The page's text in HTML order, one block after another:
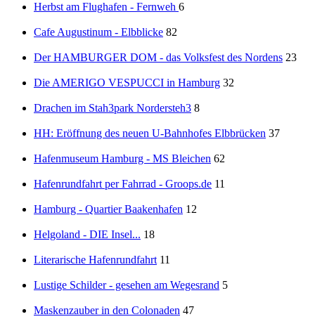
Herbst am Flughafen - Fernweh 6
Cafe Augustinum - Elbblicke 82
Der HAMBURGER DOM - das Volksfest des Nordens 23
Die AMERIGO VESPUCCI in Hamburg 32
Drachen im Stah3park Nordersteh3 8
HH: Eröffnung des neuen U-Bahnhofes Elbbrücken 37
Hafenmuseum Hamburg - MS Bleichen 62
Hafenrundfahrt per Fahrrad - Groops.de 11
Hamburg - Quartier Baakenhafen 12
Helgoland - DIE Insel... 18
Literarische Hafenrundfahrt 11
Lustige Schilder - gesehen am Wegesrand 5
Maskenzauber in den Colonaden 47